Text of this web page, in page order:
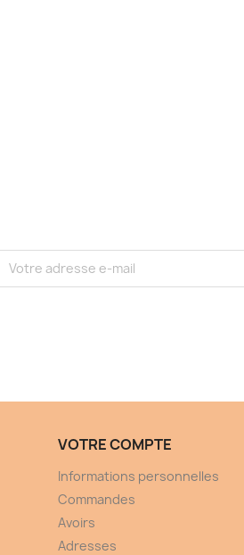
VOTRE COMPTE
Informations personnelles
Commandes
Avoirs
Adresses